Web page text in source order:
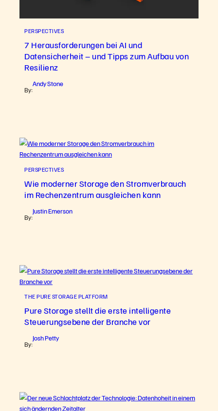
PERSPECTIVES
7 Herausforderungen bei AI und
Datensicherheit – und Tipps zum Aufbau von
Resilienz
By:
Andy Stone
PERSPECTIVES
Wie moderner Storage den Stromverbrauch
im Rechenzentrum ausgleichen kann
By:
Justin Emerson
THE PURE STORAGE PLATFORM
Pure Storage stellt die erste intelligente
Steuerungsebene der Branche vor
By:
Josh Petty